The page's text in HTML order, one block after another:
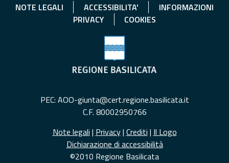
NOTE LEGALI ACCESSIBILITA'
INFORMAZIONI
PRIVACY
COOKIES
PEC: AOO-giunta@cert.regione.basilicata.it
C.F. 80002950766
Note legali | Privacy| Crediti | Il Logo
Dichiarazione di accessibilità
©2010 Regione Basilicata